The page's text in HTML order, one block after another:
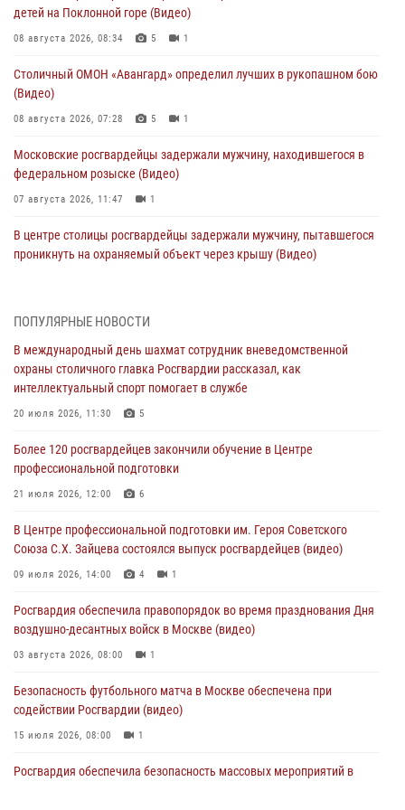
детей на Поклонной горе (Видео)
08 августа 2026, 08:34 5 1
Столичный ОМОН «Авангард» определил лучших в рукопашном бою
(Видео)
08 августа 2026, 07:28 5 1
Московские росгвардейцы задержали мужчину, находившегося в
федеральном розыске (Видео)
07 августа 2026, 11:47 1
В центре столицы росгвардейцы задержали мужчину, пытавшегося
проникнуть на охраняемый объект через крышу (Видео)
Столичное управление вневедомственной охраны Росгвардии
совещании в Нижнем Новгороде (видео)
06 августа 2026, 14:59
Столичные росгвардейцы задержали троих мужчин, устроивших
06 августа 2026, 11:20
Охрану общественного порядка и безопасность на футбольном
06 августа 2026, 08:30
Столичные росгвардейцы задержали мужчину, устроившего дебош
05 августа 2026, 12:39 1
ПОПУЛЯРНЫЕ НОВОСТИ
В международный день шахмат сотрудник вневедомственной
охраны столичного главка Росгвардии рассказал, как
интеллектуальный спорт помогает в службе
20 июля 2026, 11:30 5
Более 120 росгвардейцев закончили обучение в Центре
профессиональной подготовки
21 июля 2026, 12:00 6
В Центре профессиональной подготовки им. Героя Советского
Союза С.Х. Зайцева состоялся выпуск росгвардейцев (видео)
09 июля 2026, 14:00 4 1
Росгвардия обеспечила правопорядок во время празднования Дня
воздушно-десантных войск в Москве (видео)
03 августа 2026, 08:00 1
Безопасность футбольного матча в Москве обеспечена при
содействии Росгвардии (видео)
15 июля 2026, 08:00 1
Росгвардия обеспечила безопасность массовых мероприятий в